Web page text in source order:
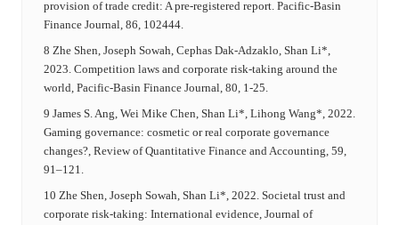
provision of trade credit: A pre-registered report. Pacific-Basin
Finance Journal, 86, 102444.
8 Zhe Shen, Joseph Sowah, Cephas Dak-Adzaklo, Shan Li*,
2023. Competition laws and corporate risk-taking around the
world, Pacific-Basin Finance Journal, 80, 1-25.
9 James S. Ang, Wei Mike Chen, Shan Li*, Lihong Wang*, 2022.
Gaming governance: cosmetic or real corporate governance
changes?, Review of Quantitative Finance and Accounting, 59,
91–121.
10 Zhe Shen, Joseph Sowah, Shan Li*, 2022. Societal trust and
corporate risk-taking: International evidence, Journal of